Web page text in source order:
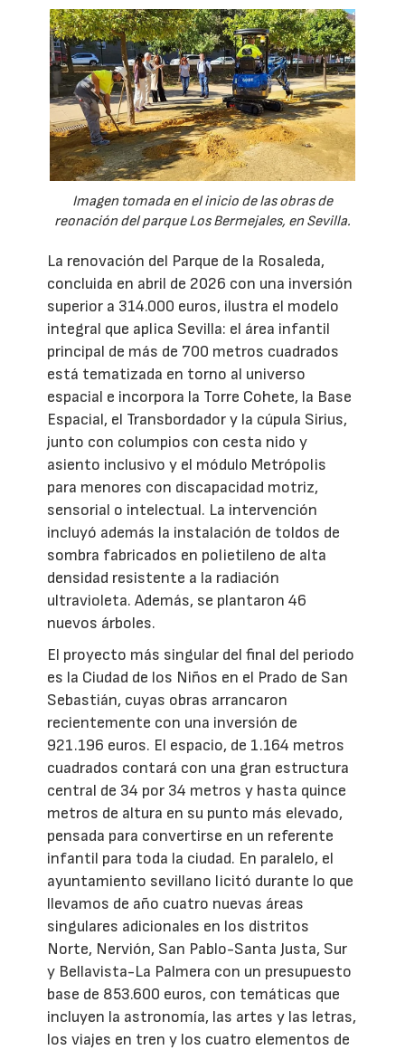
Imagen tomada en el inicio de las obras de
reonación del parque Los Bermejales, en Sevilla.
La renovación del Parque de la Rosaleda,
concluida en abril de 2026 con una inversión
superior a 314.000 euros, ilustra el modelo
integral que aplica Sevilla: el área infantil
principal de más de 700 metros cuadrados
está tematizada en torno al universo
espacial e incorpora la Torre Cohete, la Base
Espacial, el Transbordador y la cúpula Sirius,
junto con columpios con cesta nido y
asiento inclusivo y el módulo Metrópolis
para menores con discapacidad motriz,
sensorial o intelectual. La intervención
incluyó además la instalación de toldos de
sombra fabricados en polietileno de alta
densidad resistente a la radiación
ultravioleta. Además, se plantaron 46
nuevos árboles.
El proyecto más singular del final del periodo
es la Ciudad de los Niños en el Prado de San
Sebastián, cuyas obras arrancaron
recientemente con una inversión de
921.196 euros. El espacio, de 1.164 metros
cuadrados contará con una gran estructura
central de 34 por 34 metros y hasta quince
metros de altura en su punto más elevado,
pensada para convertirse en un referente
infantil para toda la ciudad. En paralelo, el
ayuntamiento sevillano licitó durante lo que
llevamos de año cuatro nuevas áreas
singulares adicionales en los distritos
Norte, Nervión, San Pablo-Santa Justa, Sur
y Bellavista-La Palmera con un presupuesto
base de 853.600 euros, con temáticas que
incluyen la astronomía, las artes y las letras,
los viajes en tren y los cuatro elementos de